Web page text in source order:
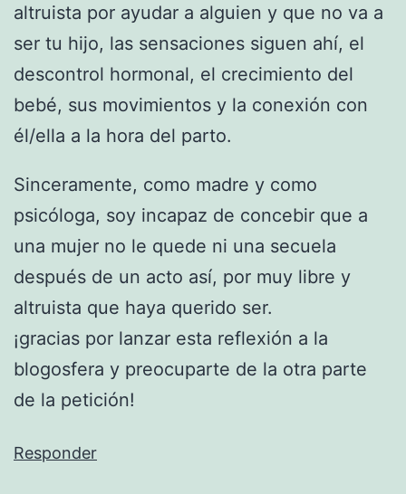
altruista por ayudar a alguien y que no va a
ser tu hijo, las sensaciones siguen ahí, el
descontrol hormonal, el crecimiento del
bebé, sus movimientos y la conexión con
él/ella a la hora del parto.
Sinceramente, como madre y como
psicóloga, soy incapaz de concebir que a
una mujer no le quede ni una secuela
después de un acto así, por muy libre y
altruista que haya querido ser.
¡gracias por lanzar esta reflexión a la
blogosfera y preocuparte de la otra parte
de la petición!
Responder